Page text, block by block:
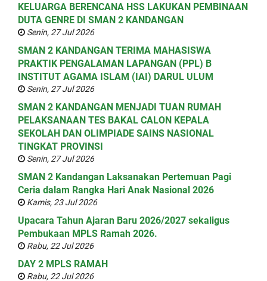
KELUARGA BERENCANA HSS LAKUKAN PEMBINAAN
DUTA GENRE DI SMAN 2 KANDANGAN
Senin, 27 Jul 2026
SMAN 2 KANDANGAN TERIMA MAHASISWA
PRAKTIK PENGALAMAN LAPANGAN (PPL) B
INSTITUT AGAMA ISLAM (IAI) DARUL ULUM
Senin, 27 Jul 2026
SMAN 2 KANDANGAN MENJADI TUAN RUMAH
PELAKSANAAN TES BAKAL CALON KEPALA
SEKOLAH DAN OLIMPIADE SAINS NASIONAL
TINGKAT PROVINSI
Senin, 27 Jul 2026
SMAN 2 Kandangan Laksanakan Pertemuan Pagi
Ceria dalam Rangka Hari Anak Nasional 2026
Kamis, 23 Jul 2026
Upacara Tahun Ajaran Baru 2026/2027 sekaligus
Pembukaan MPLS Ramah 2026.
Rabu, 22 Jul 2026
DAY 2 MPLS RAMAH
Rabu, 22 Jul 2026